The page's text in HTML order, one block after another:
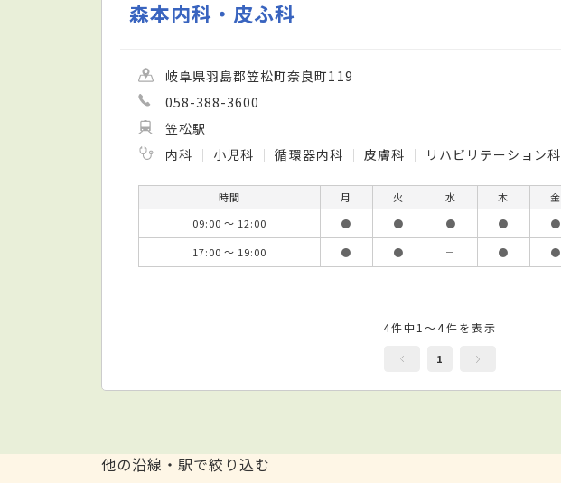
森本内科・皮ふ科
岐阜県羽島郡笠松町奈良町119
058-388-3600
笠松駅
内科
小児科 循環器内科 皮膚科 リハビリテーション科
時間 月 火 水 木 金
09:00 ～ 12:00
● ● ● ● ●
17:00 ～ 19:00
● ● － ● ●
4件中1～4件を表示
1
他の沿線・駅で絞り込む